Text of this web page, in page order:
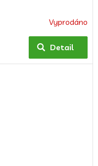
Vyprodáno
Detail